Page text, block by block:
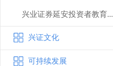
兴业证券延安投资者教育...
兴证文化
可持续发展